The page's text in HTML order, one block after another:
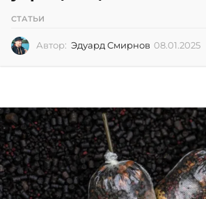
СТАТЬИ
Автор: Эдуард Смирнов 08.01.2025
.
2
2
5